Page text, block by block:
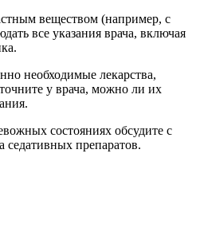
веществом (например, с
все указания врача, включая
необходимые лекарства,
у врача, можно ли их
состояниях обсудите с
седативных препаратов.